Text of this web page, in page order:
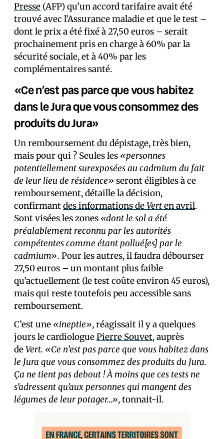
Presse (AFP) qu’un accord tarifaire avait été
trouvé avec l’Assurance maladie et que le test –
dont le prix a été fixé à 27,50 euros – serait
prochainement pris en charge à 60% par la
sécurité sociale, et à 40% par les
complémentaires santé.
«Ce n’est pas parce que vous habitez
dans le Jura que vous consommez des
produits du Jura»
Un remboursement du dépistage, très bien,
mais pour qui ? Seules les «personnes
potentiellement surexposées au cadmium du fait
de leur lieu de résidence» seront éligibles à ce
remboursement, détaille la décision,
confirmantdes informations deVerten avril.
Sont visées les zones «dont le sol a été
préalablement reconnu par les autorités
compétentes comme étant pollué[es] par le
cadmium». Pour les autres, il faudra débourser
27,50 euros – un montant plus faible
qu’actuellement (le test coûte environ 45 euros),
mais qui reste toutefois peu accessible sans
remboursement.
C’est une «ineptie», réagissait il y a quelques
jours le cardiologuePierre Souvet, auprès
deVert. «Ce n’est pas parce que vous habitez dans
le Jura que vous consommez des produits du Jura.
Ça ne tient pas debout ! À moins que ces tests ne
s’adressent qu’aux personnes qui mangent des
légumes de leur potager…», tonnait-il.